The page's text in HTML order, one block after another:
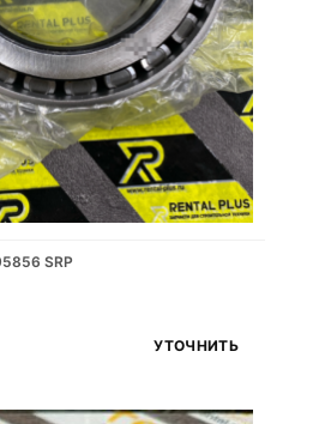
Подшипник набор 11195856 SRP
УТОЧНИТЬ